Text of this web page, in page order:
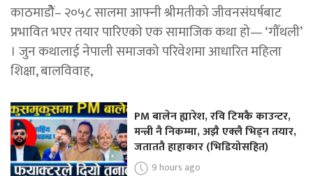
काठमाडोैं– २०५८ सालमा आफ्नी श्रीमतीको जीवनसंघर्षबाट
प्रभावित भएर तयार पारिएको एक सामाजिक कथा हो— ‘गौँथली’
। जुन कथालाई नेपाली समाजको परिवेशमा आधारित महिला
शिक्षा, बालविवाह,
PM बालेन ह्यारेश, रवि टिमकै काउन्टर,
मन्त्री नै निकम्मा, अझै एक्लै भिड्न तयार,
जताततै हाहाकार (भिडियोसहित)
9 hours ago